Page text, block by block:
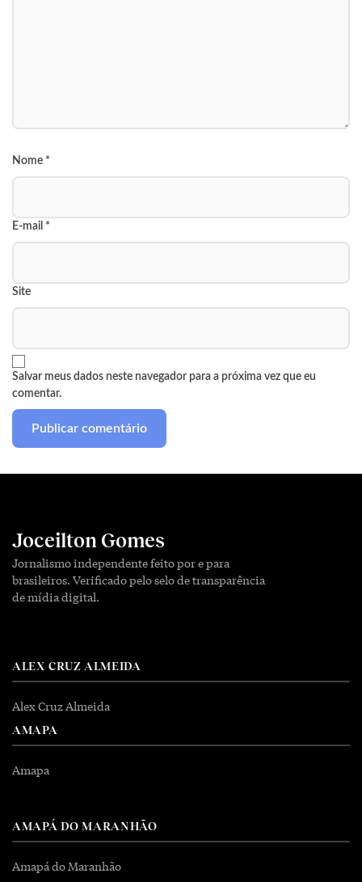
Nome *
E-mail *
Site
Salvar meus dados neste navegador para a próxima vez que eu
comentar.
Joceilton Gomes
Jornalismo independente feito por e para
brasileiros. Verificado pelo selo de transparência
de mídia digital.
ALEX CRUZ ALMEIDA
Alex Cruz Almeida
AMAPA
Amapa
AMAPÁ DO MARANHÃO
Amapá do Maranhão